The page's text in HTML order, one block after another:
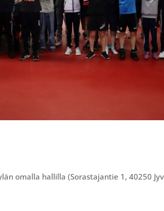
omalla hallilla (Sorastajantie 1, 40250